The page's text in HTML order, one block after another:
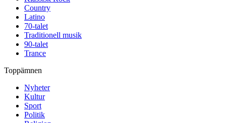
Country
Latino
70-talet
Traditionell musik
90-talet
Trance
Toppämnen
Nyheter
Kultur
Sport
Politik